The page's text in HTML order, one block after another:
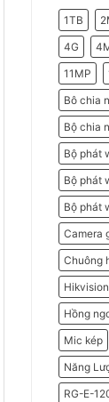
Do
1TB
4G
11MP
Bô chia
Bộ chia
Bộ phát
Bộ phát
Bộ phát
Camera
Chuông
Hikvision
Hồng
Mic kép
Năng
RG-E-